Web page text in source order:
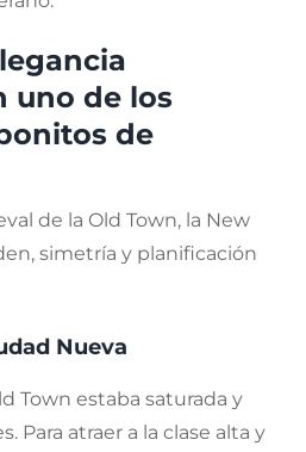
uno de los
de
de la Old Town, la New
simetría y planificación
Nueva
Town estaba saturada y
Para atraer a la clase alta y